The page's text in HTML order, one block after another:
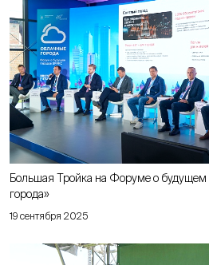
19 сентября 2025
Большая Тройка на Форуме о
города»